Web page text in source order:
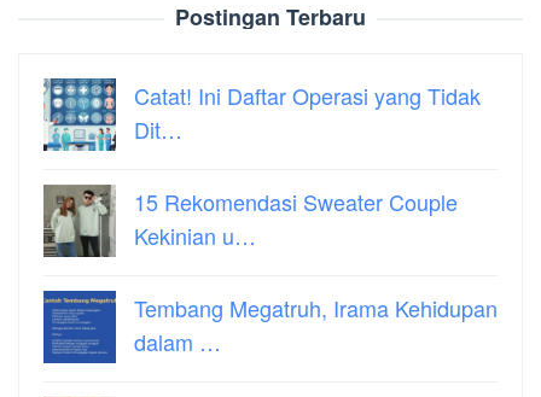
Postingan Terbaru
Catat! Ini Daftar Operasi yang Tidak
Dit…
15 Rekomendasi Sweater Couple
Kekinian u…
Tembang Megatruh, Irama Kehidupan
dalam …